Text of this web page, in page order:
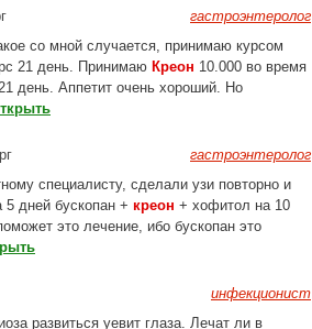
гастроэнтеролог
со мной случается, принимаю курсом
21 день. Принимаю Креон 10.000 во время
день. Аппетит очень хороший. Но
гастроэнтеролог
специалисту, сделали узи повторно и
дней бускопан + креон + хофитол на 10
это лечение, ибо бускопан это
инфекционист
развиться уевит глаза. Лечат ли в